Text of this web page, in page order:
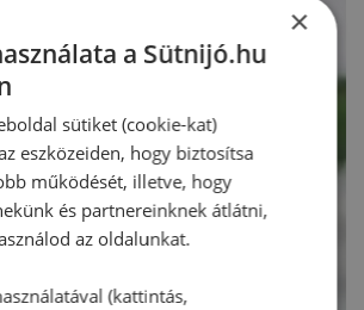
×
a Sütnijó.hu
sütiket (cookie-kat)
eszközeiden, hogy biztosítsa
működését, illetve, hogy
és partnereinknek átlátni,
az oldalunkat.
(kattintás,